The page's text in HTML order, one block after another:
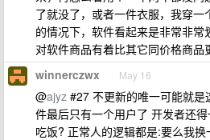
了就没了，或者一件衣服，我穿
的情况下，软件看起来是非常非
对软件商品有着比其它同价格商品
winnerczwx May 16
@ajyz #27 不更新的唯一可能就
件最后只有一个用户了 开发者还
吃饭? 正常人的逻辑都是:要么我